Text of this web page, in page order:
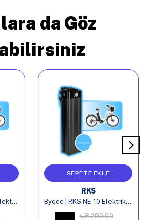
da Göz
Byqee | Skyjet NE-10 Elektrikli Bisiklet Batarya
SEPETE EKLE
RKS
Byqee | RKS NE-10 Elektrikli Bisiklet Batarya
₺ 8,290.00